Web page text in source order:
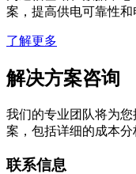
案，提高供电可靠性和
了解更多
解决方案咨询
我们的专业团队将为
案，包括详细的成本分
联系信息